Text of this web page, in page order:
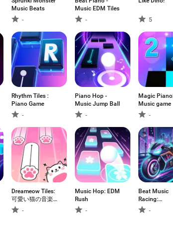
Music Beats
-
Music EDM Tiles
-
5
Rhythm Tiles :
Piano Game
-
Piano Hop -
Music Jump Ball
-
Magic
Music game
-
Dreameow Tiles:
可愛い猫の音楽リ
ズムゲーム
-
Music Hop: EDM
Rush
-
Beat Music
Racing:
Motor&Racer
-